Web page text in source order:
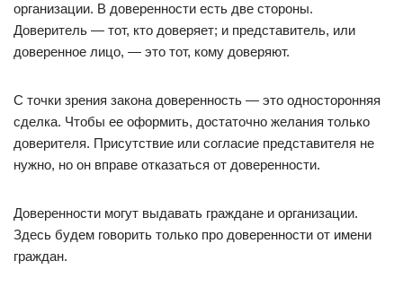
организации. В доверенности есть две стороны.
Доверитель — тот, кто доверяет; и представитель, или
доверенное лицо, — это тот, кому доверяют.
С точки зрения закона доверенность — это односторонняя
сделка. Чтобы ее оформить, достаточно желания только
доверителя. Присутствие или согласие представителя не
нужно, но он вправе отказаться от доверенности.
Доверенности могут выдавать граждане и организации.
Здесь будем говорить только про доверенности от имени
граждан.